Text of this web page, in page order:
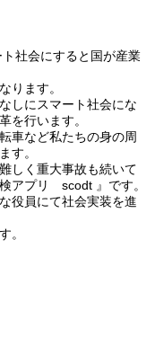
社会にすると国が産業
ります。
しにスマート社会にな
を行います。
車など私たちの身の周
す。
しく重大事故も続いて
アプリ scodt 』です。
役員にて社会実装を進
。